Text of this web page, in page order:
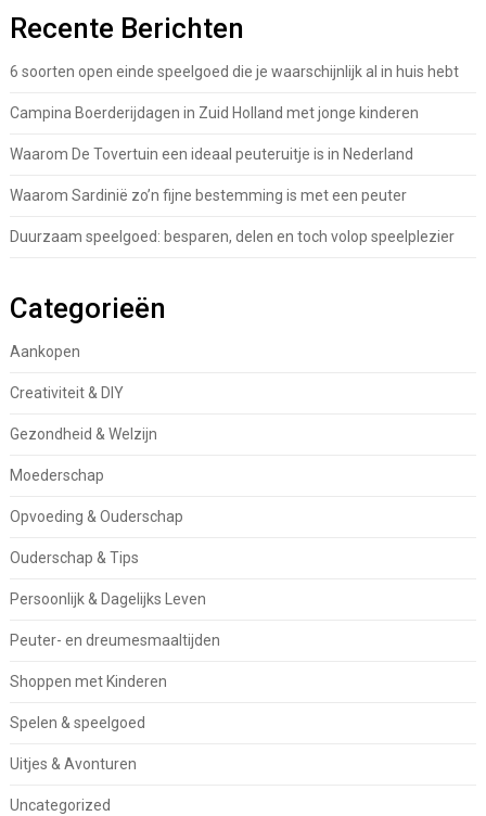
Recente Berichten
6 soorten open einde speelgoed die je waarschijnlijk al in huis hebt
Campina Boerderijdagen in Zuid Holland met jonge kinderen
Waarom De Tovertuin een ideaal peuteruitje is in Nederland
Waarom Sardinië zo’n fijne bestemming is met een peuter
Duurzaam speelgoed: besparen, delen en toch volop speelplezier
Categorieën
Aankopen
Creativiteit & DIY
Gezondheid & Welzijn
Moederschap
Opvoeding & Ouderschap
Ouderschap & Tips
Persoonlijk & Dagelijks Leven
Peuter- en dreumesmaaltijden
Shoppen met Kinderen
Spelen & speelgoed
Uitjes & Avonturen
Uncategorized